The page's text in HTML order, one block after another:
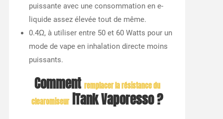
puissante avec une consommation en e-
liquide assez élevée tout de même.
0.4Ω, à utiliser entre 50 et 60 Watts pour un
mode de vape en inhalation directe moins
puissants.
Comment remplacer la résistance du
clearomiseuriTank Vaporesso ?